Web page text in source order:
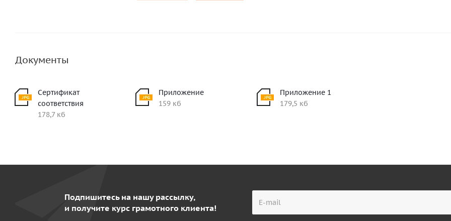
Документы
Сертификат
соответствия
178,7 кб
Приложение
159 кб
Приложение 1
179,5 кб
Подпишитесь на нашу рассылку,
и получите курс грамотного клиента!